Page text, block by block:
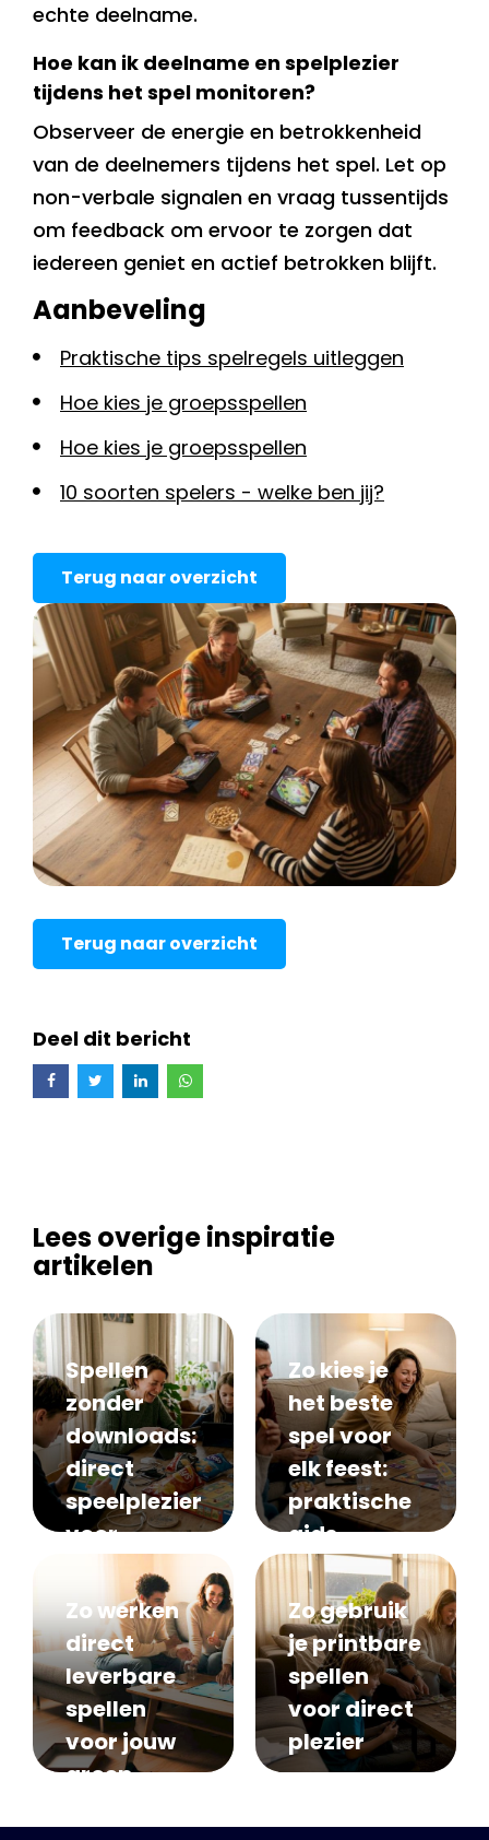
echte deelname.
Hoe kan ik deelname en spelplezier
tijdens het spel monitoren?
Observeer de energie en betrokkenheid
van de deelnemers tijdens het spel. Let op
non-verbale signalen en vraag tussentijds
om feedback om ervoor te zorgen dat
iedereen geniet en actief betrokken blijft.
Aanbeveling
Praktische tips spelregels uitleggen
Hoe kies je groepsspellen
Hoe kies je groepsspellen
10 soorten spelers - welke ben jij?
Terug naar overzicht
Terug naar overzicht
Deel dit bericht
Lees overige inspiratie
artikelen
Spellen
zonder
downloads:
direct
speelplezier
voor
groepen
Zo kies je
het beste
spel voor
elk feest:
praktische
gids
Zo werken
direct
leverbare
spellen
voor jouw
groep
Zo gebruik
je printbare
spellen
voor direct
plezier